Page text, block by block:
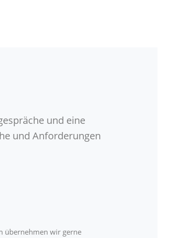
und eine
und Anforderungen
übernehmen wir gerne